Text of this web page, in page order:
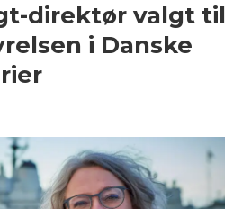
direktør valgt til
i Danske